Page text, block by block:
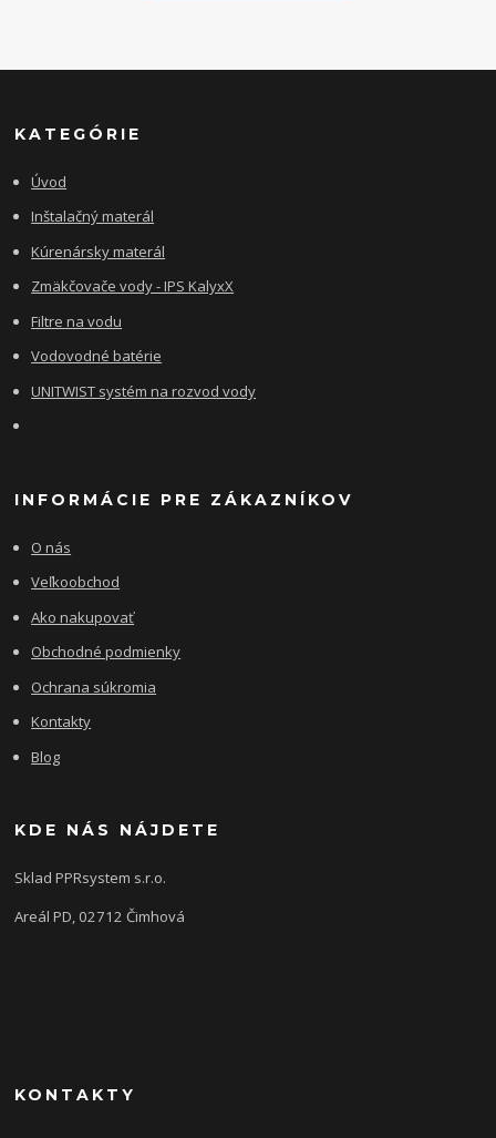
KATEGÓRIE
Úvod
Inštalačný materál
Kúrenársky materál
Zmäkčovače vody - IPS KalyxX
Filtre na vodu
Vodovodné batérie
UNITWIST systém na rozvod vody
INFORMÁCIE PRE ZÁKAZNÍKOV
O nás
Veľkoobchod
Ako nakupovať
Obchodné podmienky
Ochrana súkromia
Kontakty
Blog
KDE NÁS NÁJDETE
Sklad PPRsystem s.r.o.
Areál PD, 02712 Čimhová
KONTAKTY